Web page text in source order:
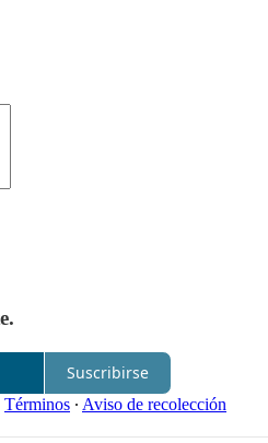
Suscribirse
Términos ∙ Aviso de recolección